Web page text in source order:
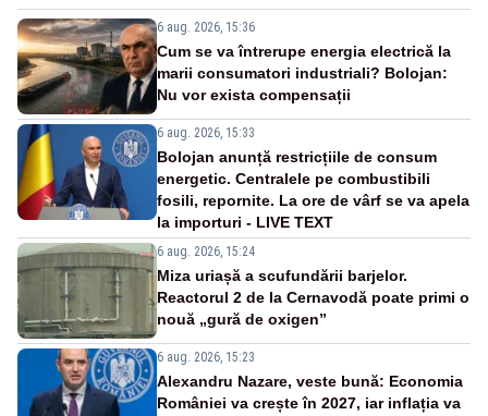
6 aug. 2026, 15:36
Cum se va întrerupe energia electrică la
marii consumatori industriali? Bolojan:
Nu vor exista compensații
6 aug. 2026, 15:33
Bolojan anunță restricțiile de consum
energetic. Centralele pe combustibili
fosili, repornite. La ore de vârf se va apela
la importuri - LIVE TEXT
6 aug. 2026, 15:24
Miza uriașă a scufundării barjelor.
Reactorul 2 de la Cernavodă poate primi o
nouă „gură de oxigen”
6 aug. 2026, 15:23
Alexandru Nazare, veste bună: Economia
României va crește în 2027, iar inflația va